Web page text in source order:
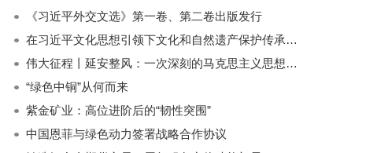
《习近平外交文选》第一卷、第二卷出版发行
在习近平文化思想引领下文化和自然遗产保护传承利用工作开创新局面
伟大征程丨延安整风：一次深刻的马克思主义思想教育运动
“绿色中铜”从何而来
紫金矿业：高位进阶后的“韧性突围”
中国恩菲与绿色动力签署战略合作协议